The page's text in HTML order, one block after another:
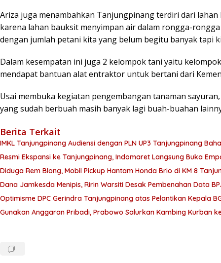
Ariza juga menambahkan Tanjungpinang terdiri dari
karena lahan bauksit menyimpan air dalam rongga-
dengan jumlah petani kita yang belum begitu banyak tapi
Dalam kesempatan ini juga 2 kelompok tani yaitu
mendapat bantuan alat entraktor untuk bertani dari
Usai membuka kegiatan pengembangan tanaman
yang sudah berbuah masih banyak lagi buah-buahan
Berita Terkait
IMKL Tanjungpinang Audiensi dengan PLN UP3 Tanjungpinang
Resmi Ekspansi ke Tanjungpinang, Indomaret Langsung Buka
Diduga Rem Blong, Mobil Pickup Hantam Honda Brio di KM 8
Dana Jamkesda Menipis, Ririn Warsiti Desak Pembenahan Data
Optimisme DPC Gerindra Tanjungpinang atas Pelantikan Kepala
Gunakan Anggaran Pribadi, Prabowo Salurkan Kambing Kurban